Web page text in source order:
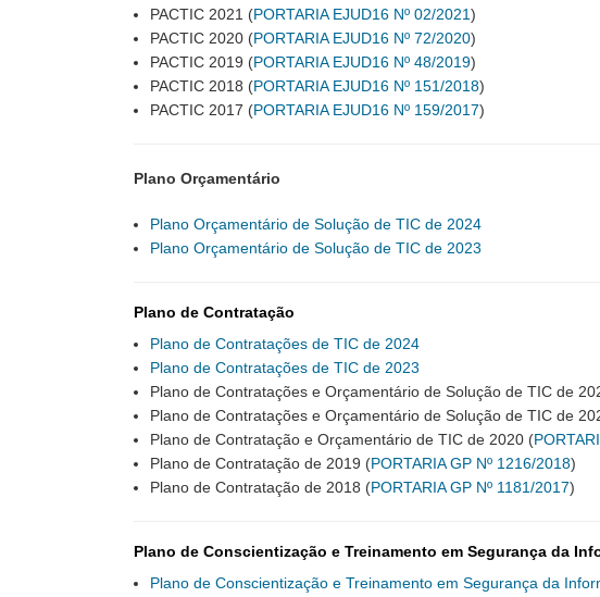
PACTIC 2021 (PORTARIA EJUD16 Nº 02/2021)
PACTIC 2020 (PORTARIA EJUD16 Nº 72/2020)
PACTIC 2019 (PORTARIA EJUD16 Nº 48/2019)
PACTIC 2018 (PORTARIA EJUD16 Nº 151/2018)
PACTIC 2017 (PORTARIA EJUD16 Nº 159/2017)
Plano Orçamentário
Plano Orçamentário de Solução de TIC de 2024
Plano Orçamentário de Solução de TIC de 2023
Plano de Contratação
Plano de Contratações de TIC de 2024
Plano de Contratações de TIC de 2023
Plano de Contratações e Orçamentário de Solução de TIC de
Plano de Contratações e Orçamentário de Solução de TIC de
Plano de Contratação e Orçamentário de TIC de 2020 (
Plano de Contratação de 2019 (PORTARIA GP Nº 1216/2018)
Plano de Contratação de 2018 (PORTARIA GP Nº 1181/2017)
Plano de Conscientização e Treinamento em Segurança da
Plano de Conscientização e Treinamento em Segurança da